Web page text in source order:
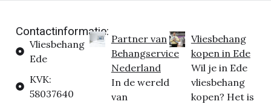
Contactinformatie:
Vliesbehang
Ede
KVK:
58037640
Partner van
Behangservice
Nederland
In de wereld
van
Vliesbehang
kopen in Ede
Wil je in Ede
vliesbehang
kopen? Het is